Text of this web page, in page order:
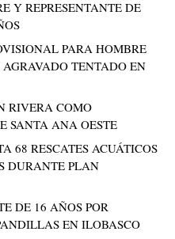
Y REPRESENTANTE DE
PARA HOMBRE
TENTADO EN
RIVERA COMO
SANTA ANA OESTE
68 RESCATES ACUÁTICOS
DURANTE PLAN
DE 16 AÑOS POR
EN ILOBASCO